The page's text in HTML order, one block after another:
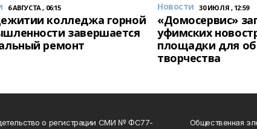
6 АВГУСТА , 06:15
колледжа горной
завершается
ремонт
Новости 30 ИЮЛЯ , 12:59
«Домосервис»
уфимских
площадки для
творчества
о регистрации СМИ № ФС77-
Общественная